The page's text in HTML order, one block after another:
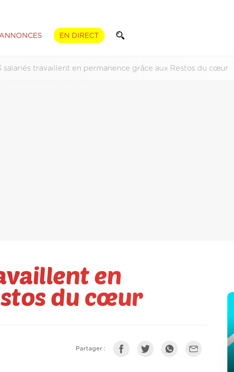
ANNONCES EN DIRECT
salariés travaillent en permanence grâce aux Restos du cœur
en
du cœur
Partager :